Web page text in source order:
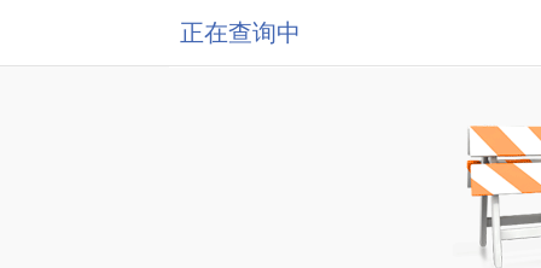
正在查询中